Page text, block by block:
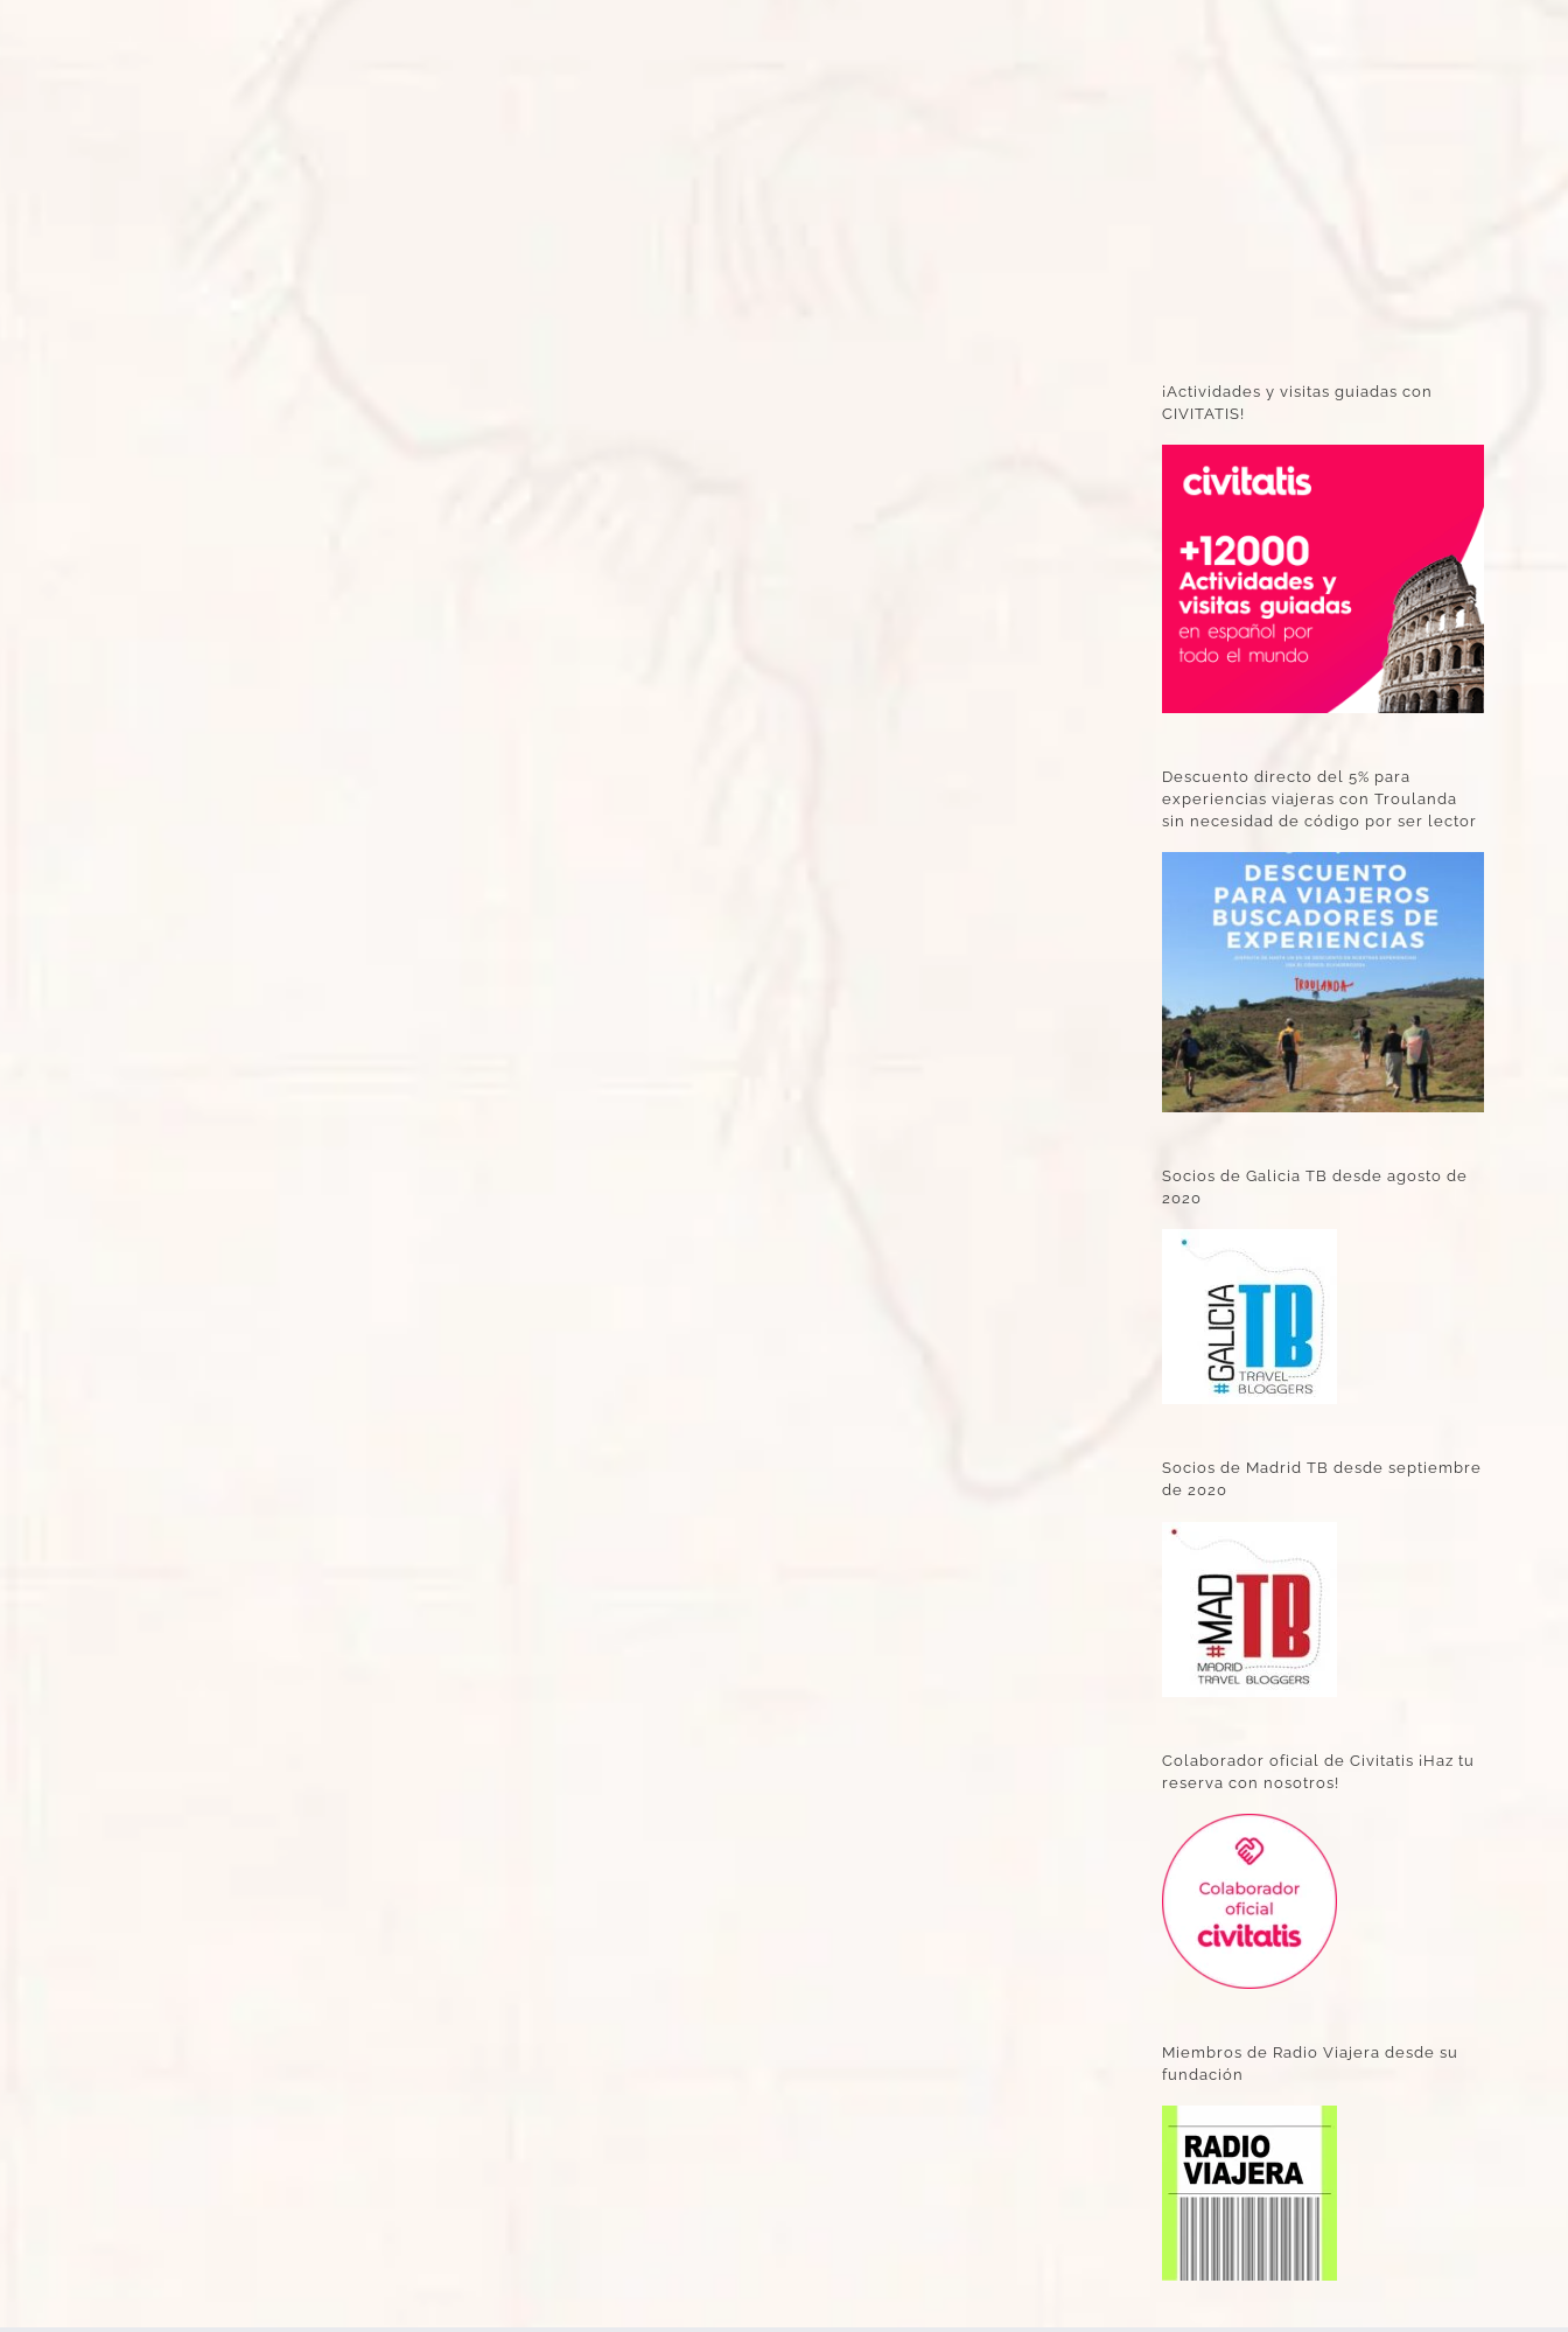
¡Actividades y visitas guiadas con
CIVITATIS!
Descuento directo del 5% para
experiencias viajeras con Troulanda
sin necesidad de código por ser lector
Socios de Galicia TB desde agosto de
2020
Socios de Madrid TB desde septiembre
de 2020
Colaborador oficial de Civitatis ¡Haz tu
reserva con nosotros!
Miembros de Radio Viajera desde su
fundación